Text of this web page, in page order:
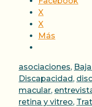
X
X
Más
Categorías
asociaciones,
Discapacidad,
macular,
retina y vitreo,